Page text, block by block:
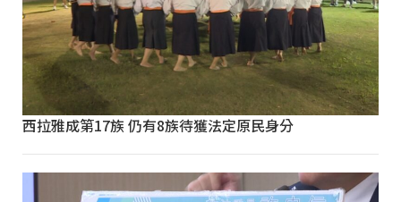
西拉雅成第17族 仍有8族待獲法定原民身分